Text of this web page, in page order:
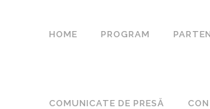
HOME PROGRAM
COMUNICATE DE PRESĂ